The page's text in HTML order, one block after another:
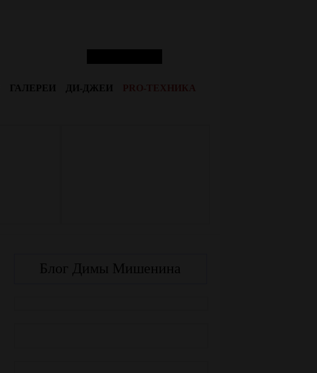
ГАЛЕРЕИ ДИ-ДЖЕИ
Блог Димы Мишенина